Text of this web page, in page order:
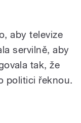
aby televize
servilně, aby
tak, že
politici řeknou.